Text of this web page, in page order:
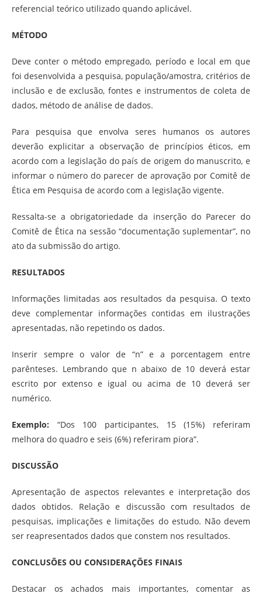
referencial teórico utilizado quando aplicável.
MÉTODO
Deve conter o método empregado, período e local em que
foi desenvolvida a pesquisa, população/amostra, critérios de
inclusão e de exclusão, fontes e instrumentos de coleta de
dados, método de análise de dados.
Para pesquisa que envolva seres humanos os autores
deverão explicitar a observação de princípios éticos, em
acordo com a legislação do país de origem do manuscrito, e
informar o número do parecer de aprovação por Comitê de
Ética em Pesquisa de acordo com a legislação vigente.
Ressalta-se a obrigatoriedade da inserção do Parecer do
Comitê de Ética na sessão “documentação suplementar”, no
ato da submissão do artigo.
RESULTADOS
Informações limitadas aos resultados da pesquisa. O texto
deve complementar informações contidas em ilustrações
apresentadas, não repetindo os dados.
Inserir sempre o valor de “n” e a porcentagem entre
parênteses. Lembrando que n abaixo de 10 deverá estar
escrito por extenso e igual ou acima de 10 deverá ser
numérico.
Exemplo: “Dos 100 participantes, 15 (15%) referiram
melhora do quadro e seis (6%) referiram piora”.
DISCUSSÃO
Apresentação de aspectos relevantes e interpretação dos
dados obtidos. Relação e discussão com resultados de
pesquisas, implicações e limitações do estudo. Não devem
ser reapresentados dados que constem nos resultados.
CONCLUSÕES OU CONSIDERAÇÕES FINAIS
Destacar os achados mais importantes, comentar as